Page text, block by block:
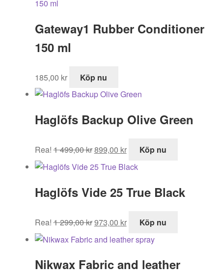
Gateway1 Rubber Conditioner
150 ml
185,00 kr Köp nu
Haglöfs Backup Olive Green
Rea! 1 499,00kr
ursprungliga
priset
1
899,00 kr
nuvarande
priset
899,00 kr.
Köp nu
Haglöfs Vide 25 True Black
Rea! 1 299,00kr
ursprungliga
priset
1
973,00 kr
nuvarande
priset
973,00 kr.
Köp nu
Nikwax Fabric and leather